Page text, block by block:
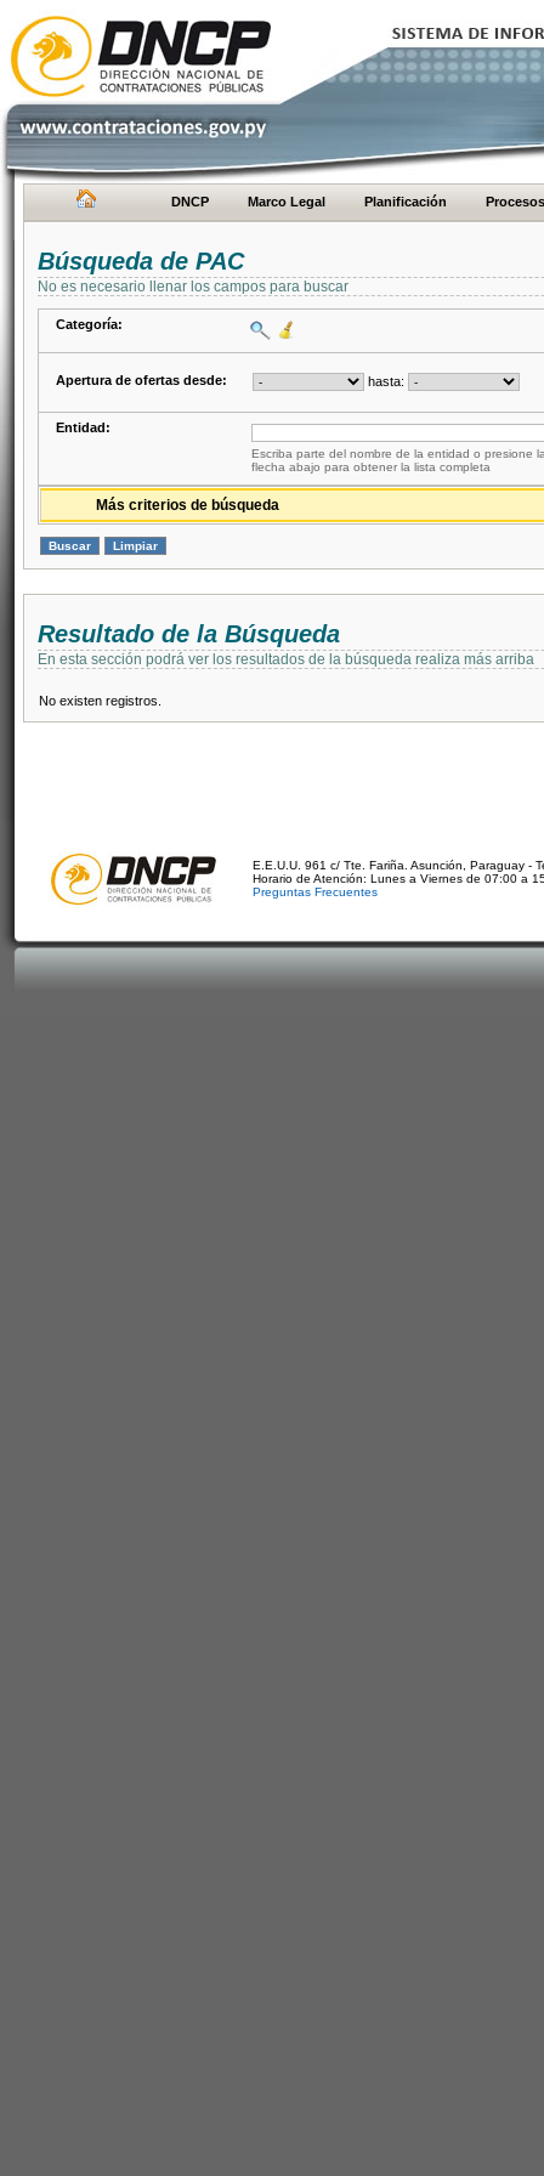
DNCP Marco Legal Planificación Procesos
Búsqueda de PAC
No es necesario llenar los campos para buscar
Categoría:
Apertura de ofertas desde: hasta:
Entidad:
Escriba parte del nombre de la entidad o presione
flecha abajo para obtener la lista completa
Más criterios de búsqueda
Resultado de la Búsqueda
En esta sección podrá ver los resultados de la búsqueda realiza más arriba
No existen registros.
E.E.U.U. 961 c/ Tte. Fariña. Asunción, Paraguay -
Horario de Atención: Lunes a Viernes de 07:00 a
Preguntas Frecuentes